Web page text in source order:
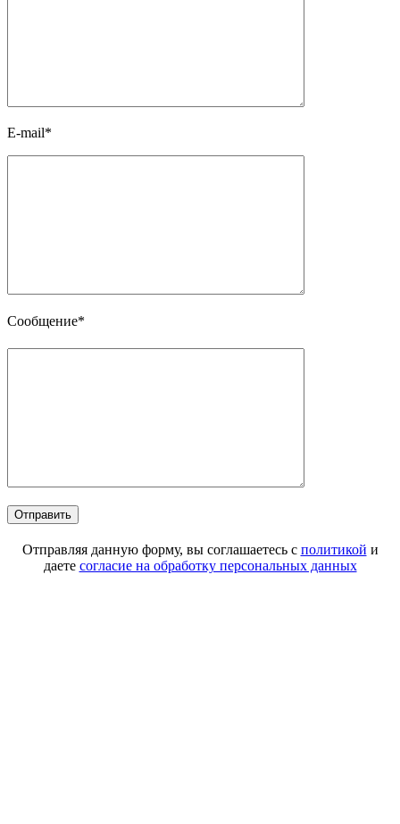
E-mail*
Сообщение*
Отправляя данную форму, вы соглашаетесь с политикой и
даете согласие на обработку персональных данных